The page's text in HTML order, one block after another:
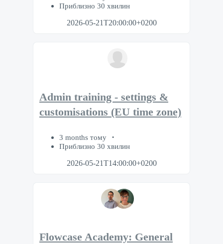
Приблизно 30 хвилин
2026-05-21T20:00:00+0200
Admin training - settings &
customisations (EU time zone)
3 months тому
Приблизно 30 хвилин
2026-05-21T14:00:00+0200
Flowcase Academy: General